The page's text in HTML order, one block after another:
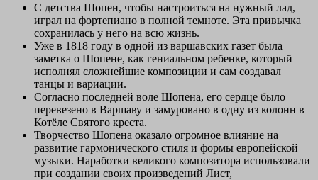
С детства Шопен, чтобы настроиться на нужный лад,
играл на фортепиано в полной темноте. Эта привычка
сохранилась у него на всю жизнь.
Уже в 1818 году в одной из варшавских газет была
заметка о Шопене, как гениальном ребенке, который
исполнял сложнейшие композиции и сам создавал
танцы и вариации.
Согласно последней воле Шопена, его сердце было
перевезено в Варшаву и замуровано в одну из колонн в
Котёле Святого креста.
Творчество Шопена оказало огромное влияние на
развитие гармонического стиля и формы европейской
музыки. Наработки великого композитора использовали
при создании своих произведений Лист,